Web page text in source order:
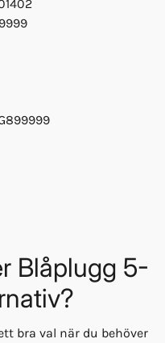
Blåplugg 5-
bra val när du behöver